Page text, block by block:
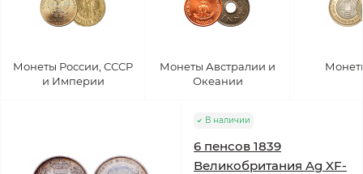
Монеты России, СССР
и Империи
Монеты Австралии и
Океании
В наличии
6 пенсов 1839
Великобритания Ag XF-